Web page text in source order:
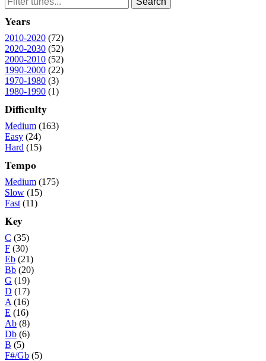
Years
2010-2020 (72)
2020-2030 (52)
2000-2010 (52)
1990-2000 (22)
1970-1980 (3)
1980-1990 (1)
Difficulty
Medium (163)
Easy (24)
Hard (15)
Tempo
Medium (175)
Slow (15)
Fast (11)
Key
C (35)
F (30)
Eb (21)
Bb (20)
G (19)
D (17)
A (16)
E (16)
Ab (8)
Db (6)
B (5)
F#/Gb (5)